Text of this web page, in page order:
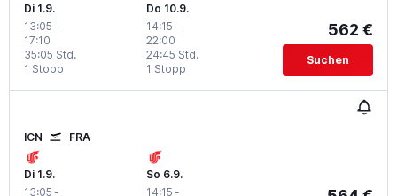
Di 1.9.
13:05 -
17:10
1 Stopp
35:05 Std.
Do 10.9.
14:15 -
22:00
1 Stopp
24:45 Std.
562 €
Suchen
ICN FRA
Di 1.9.
13:05 -
So 6.9.
14:15 -